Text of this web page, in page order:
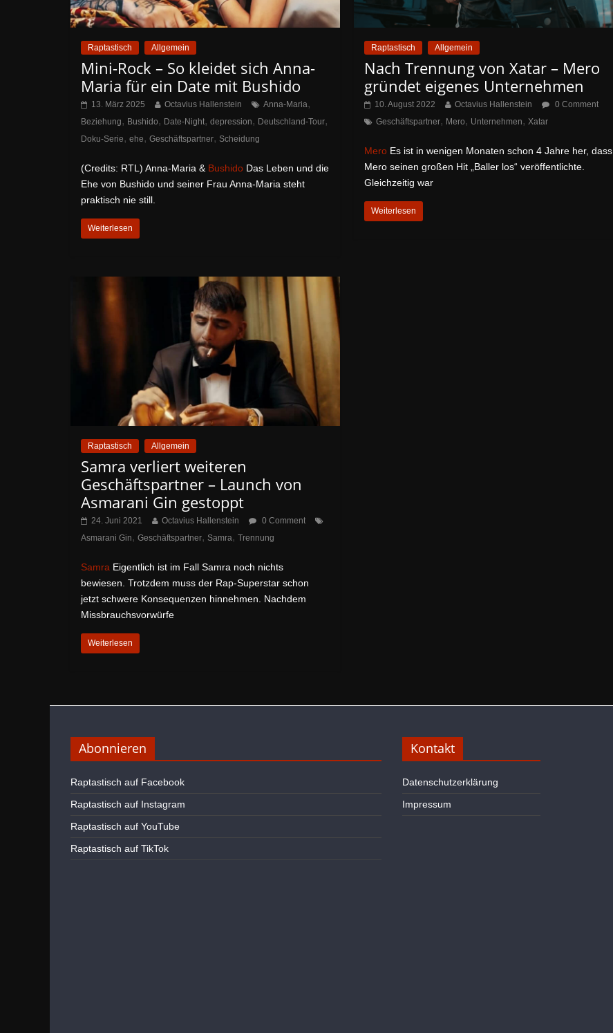
Raptastisch Allgemein
Mini-Rock – So kleidet sich Anna-
Maria für ein Date mit Bushido
13. März 2025 Octavius Hallenstein Anna-Maria,
Beziehung, Bushido, Date-Night, depression, Deutschland-Tour,
Doku-Serie, ehe, Geschäftspartner, Scheidung
(Credits: RTL) Anna-Maria & Bushido Das Leben und die
Ehe von Bushido und seiner Frau Anna-Maria steht
praktisch nie still.
Weiterlesen
Raptastisch Allgemein
Nach Trennung von Xatar – Mero
gründet eigenes Unternehmen
10. August 2022 Octavius Hallenstein
0 Comment
Geschäftspartner, Mero, Unternehmen, Xatar
Mero Es ist in wenigen Monaten schon 4 Jahre her, dass
Mero seinen großen Hit „Baller los“ veröffentlichte.
Gleichzeitig war
Weiterlesen
Raptastisch Allgemein
Samra verliert weiteren
Geschäftspartner – Launch von
Asmarani Gin gestoppt
24. Juni 2021 Octavius Hallenstein
0 Comment
Asmarani Gin, Geschäftspartner, Samra, Trennung
Samra Eigentlich ist im Fall Samra noch nichts
bewiesen. Trotzdem muss der Rap-Superstar schon
jetzt schwere Konsequenzen hinnehmen. Nachdem
Missbrauchsvorwürfe
Weiterlesen
Abonnieren
Raptastisch auf Facebook
Raptastisch auf Instagram
Raptastisch auf YouTube
Raptastisch auf TikTok
Kontakt
Datenschutzerklärung
Impressum